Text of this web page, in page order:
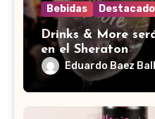
Bebidas Destacado
Drinks & More
en el Sheraton
Eduardo Baez